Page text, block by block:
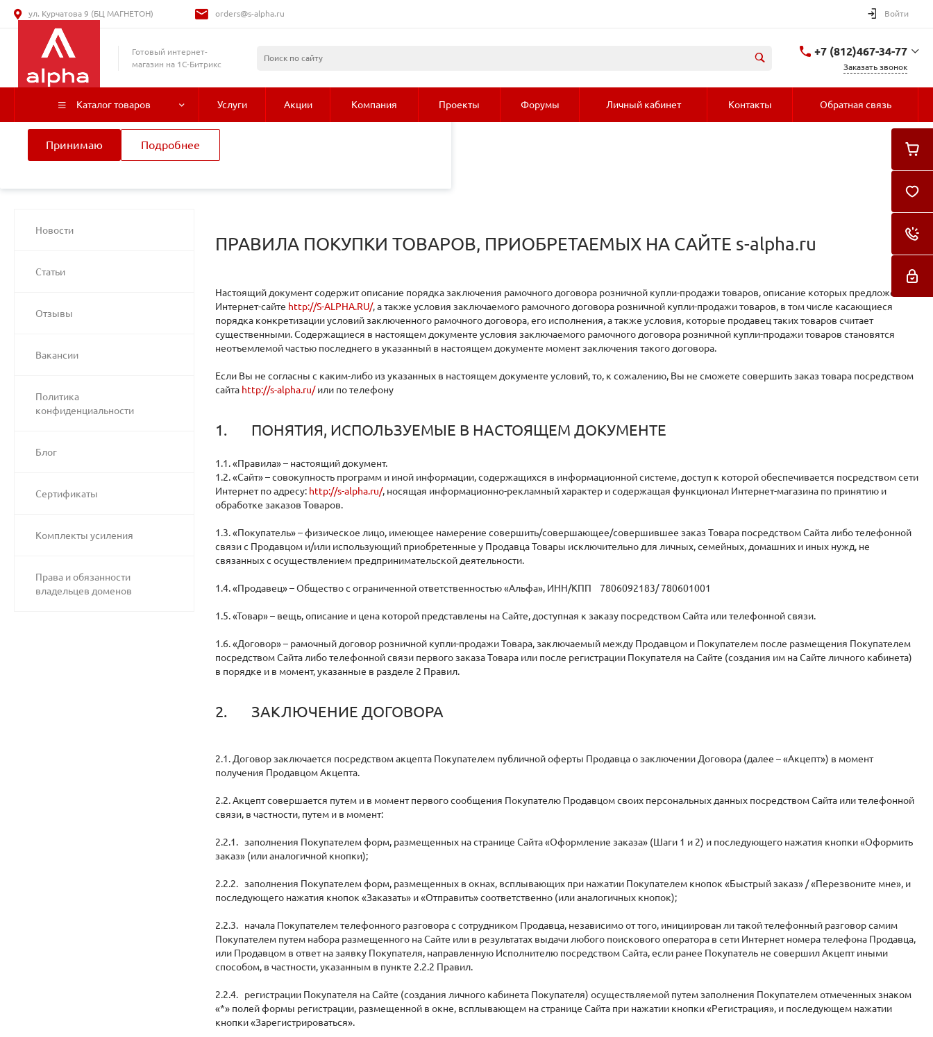
Использование файлов Cookie
Мы используем файлы cookie, разработанные нашими специалистами и третьими
лицами, для анализа событий на нашем веб-сайте. Продолжая просмотр страниц
смотрите
в Политике конфиденциальности.
Принимаю Подробнее
ул. Курчатова 9 (БЦ МАГНЕТОН) orders@s-alpha.ru Войти
Готовый интернет-
магазин на 1С-Битрикс
+7 (812)467-34-77
ул. Курчатова 9 (БЦ
Заказать звонок
Каталог товаров Услуги Акции Компания Проекты Форумы Личный кабинет Контакты Обратная связь
/ Помощь / Покупки
Новости
Статьи
Отзывы
Вакансии
Политика
конфиденциальности
Блог
Сертификаты
Комплекты усиления
Права и обязанности
владельцев доменов
ПРАВИЛА ПОКУПКИ ТОВАРОВ, ПРИОБРЕТАЕМЫХ НА САЙТЕ s-alpha.ru
Настоящий документ содержит описание порядка заключения рамочного договора розничной купли-продажи товаров, описание которых предложено на
Интернет-сайте http://S-ALPHA.RU/, а также условия заключаемого рамочного договора розничной купли-продажи товаров, в том числе касающиеся
порядка конкретизации условий заключенного рамочного договора, его исполнения, а также условия, которые продавец таких товаров считает
существенными. Содержащиеся в настоящем документе условия заключаемого рамочного договора розничной купли-продажи товаров становятся
неотъемлемой частью последнего в указанный в настоящем документе момент заключения такого договора.
Если Вы не согласны с каким-либо из указанных в настоящем документе условий, то, к сожалению, Вы не сможете совершить заказ товара посредством
сайта http://s-alpha.ru/или по телефону
1. ПОНЯТИЯ, ИСПОЛЬЗУЕМЫЕ В НАСТОЯЩЕМ ДОКУМЕНТЕ
1.1. «Правила» – настоящий документ.
1.2. «Сайт» – совокупность программ и иной информации, содержащихся в информационной системе, доступ к которой обеспечивается посредством сети
Интернет по адресу: http://s-alpha.ru/, носящая информационно-рекламный характер и содержащая функционал Интернет-магазина по принятию и
обработке заказов Товаров.
1.3. «Покупатель» – физическое лицо, имеющее намерение совершить/совершающее/совершившее заказ Товара посредством Сайта либо телефонной
связи с Продавцом и/или использующий приобретенные у Продавца Товары исключительно для личных, семейных, домашних и иных нужд, не
связанных с осуществлением предпринимательской деятельности.
1.4. «Продавец» – Общество с ограниченной ответственностью «Альфа», ИНН/КПП 7806092183/ 780601001
1.5. «Товар» – вещь, описание и цена которой представлены на Сайте, доступная к заказу посредством Сайта или телефонной связи.
1.6. «Договор» – рамочный договор розничной купли-продажи Товара, заключаемый между Продавцом и Покупателем после размещения Покупателем
посредством Сайта либо телефонной связи первого заказа Товара или после регистрации Покупателя на Сайте (создания им на Сайте личного кабинета)
в порядке и в момент, указанные в разделе 2 Правил.
2. ЗАКЛЮЧЕНИЕ ДОГОВОРА
2.1. Договор заключается посредством акцепта Покупателем публичной оферты Продавца о заключении Договора (далее – «Акцепт») в момент
получения Продавцом Акцепта.
2.2. Акцепт совершается путем и в момент первого сообщения Покупателю Продавцом своих персональных данных посредством Сайта или телефонной
связи, в частности, путем и в момент:
2.2.1. заполнения Покупателем форм, размещенных на странице Сайта «Оформление заказа» (Шаги 1 и 2) и последующего нажатия кнопки «Оформить
заказ» (или аналогичной кнопки);
2.2.2. заполнения Покупателем форм, размещенных в окнах, всплывающих при нажатии Покупателем кнопок «Быстрый заказ» / «Перезвоните мне», и
последующего нажатия кнопок «Заказать» и «Отправить» соответственно (или аналогичных кнопок);
2.2.3. начала Покупателем телефонного разговора с сотрудником Продавца, независимо от того, инициирован ли такой телефонный разговор самим
Покупателем путем набора размещенного на Сайте или в результатах выдачи любого поискового оператора в сети Интернет номера телефона Продавца,
или Продавцом в ответ на заявку Покупателя, направленную Исполнителю посредством Сайта, если ранее Покупатель не совершил Акцепт иными
способом, в частности, указанным в пункте 2.2.2 Правил.
2.2.4. регистрации Покупателя на Сайте (создания личного кабинета Покупателя) осуществляемой путем заполнения Покупателем отмеченных знаком
«*» полей формы регистрации, размещенной в окне, всплывающем на странице Сайта при нажатии кнопки «Регистрация», и последующем нажатии
кнопки «Зарегистрироваться».